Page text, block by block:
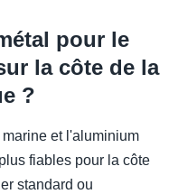
pour le
la côte de la
?
et l'aluminium
fiables pour la côte
standard ou